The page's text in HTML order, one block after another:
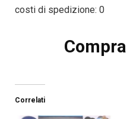
costi di spedizione: 0
Correlati